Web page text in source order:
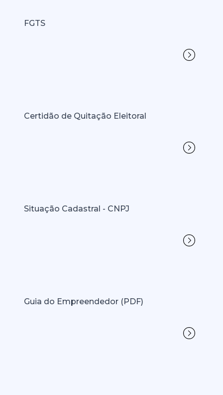
FGTS
Certidão de Quitação Eleitoral
Situação Cadastral - CNPJ
Guia do Empreendedor (PDF)